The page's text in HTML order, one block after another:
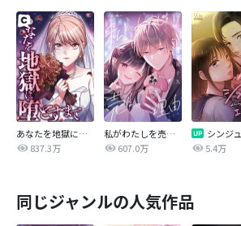
あなたを地獄に堕とすまで
837.3万
私がわたしを売る理由
607.0万
5.4万
同じジャンルの人気作品